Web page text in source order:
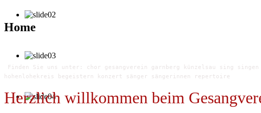
Home
Finden Sie uns unter: chor gesangverein garnberg künzelsau sing
hohenlohekreis begeistern konzert sänger sängerinnen repertoire
Herzlich willkommen beim